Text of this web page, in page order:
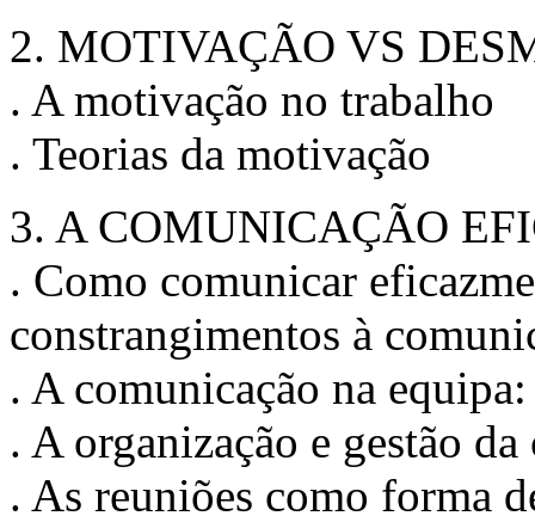
2. MOTIVAÇÃO VS
. A motivação no trabalho
. Teorias da motivação
3. A COMUNICAÇÃO
. Como comunicar
constrangimentos à
. A comunicação na
. A organização e gestão
. As reuniões como forma